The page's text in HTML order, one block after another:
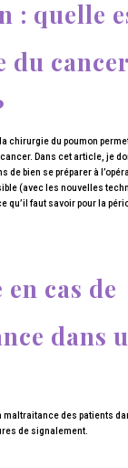
: quelle
chirurgie du poumon
Dans cet article, je
de bien se préparer à
(avec les nouvelles
qu’il faut savoir pour la
cas de
dans
maltraitance des patients
de signalement.